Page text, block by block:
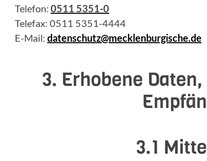
Telefon: 0511 5351-0
Telefax: 0511 5351-4444
E-Mail: datenschutz@mecklenburgische.de
3. Erhobene
3.1